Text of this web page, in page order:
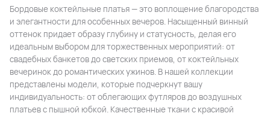
Бордовые коктейльные платья — это воплощение благородства
и элегантности для особенных вечеров. Насыщенный винный
оттенок придает образу глубину и статусность, делая его
идеальным выбором для торжественных мероприятий: от
свадебных банкетов до светских приемов, от коктейльных
вечеринок до романтических ужинов. В нашей коллекции
представлены модели, которые подчеркнут вашу
индивидуальность: от облегающих футляров до воздушных
платьев с пышной юбкой. Качественные ткани с красивой